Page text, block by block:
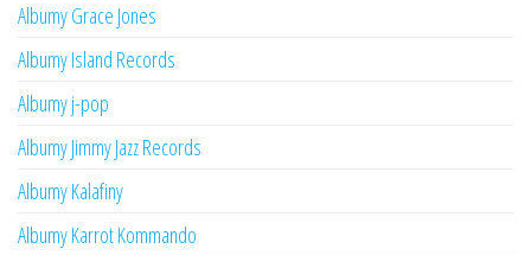
Albumy Grace Jones
Albumy Island Records
Albumy j-pop
Albumy Jimmy Jazz Records
Albumy Kalafiny
Albumy Karrot Kommando